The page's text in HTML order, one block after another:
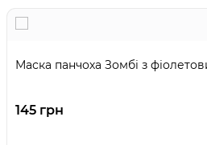
Маска панчоха Зомбі з
145 грн